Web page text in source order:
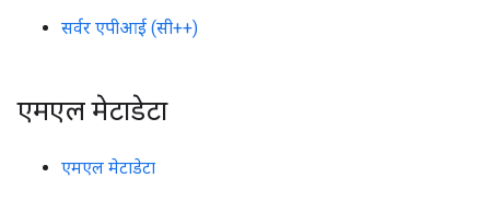
सर्वर एपीआई (सी++)
एमएल मेटाडेटा
एमएल मेटाडेटा